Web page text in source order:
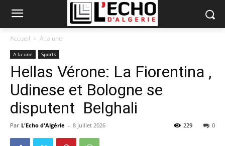
Accueil A la une
A la une Sports
Hellas Vérone: La Fiorentina ,
Udinese et Bologne se
disputent Belghali
Par L'Echo d'Algérie - 8 juillet 2026 0
229